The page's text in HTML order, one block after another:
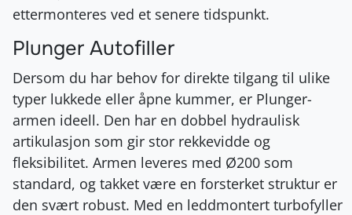
ettermonteres ved et senere tidspunkt.
Plunger Autofiller
Dersom du har behov for direkte tilgang til ulike
typer lukkede eller åpne kummer, er Plunger-
armen ideell. Den har en dobbel hydraulisk
artikulasjon som gir stor rekkevidde og
fleksibilitet. Armen leveres med Ø200 som
standard, og takket være en forsterket struktur er
den svært robust. Med en leddmontert turbofyller